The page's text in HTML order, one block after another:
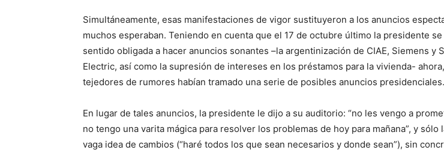
Simultáneamente, esas manifestaciones de vigor sustituyeron a los anuncios
muchos esperaban. Teniendo en cuenta que el 17 de octubre último la presidente se
sentido obligada a hacer anuncios sonantes –la argentinización de CIAE, Siemens y
Electric, así como la supresión de intereses en los préstamos para la vivienda-
tejedores de rumores habían tramado una serie de posibles anuncios presidenciales.
En lugar de tales anuncios, la presidente le dijo a su auditorio: “no les vengo a
no tengo una varita mágica para resolver los problemas de hoy para mañana”, y sólo
vaga idea de cambios (“haré todos los que sean necesarios y donde sean”), sin